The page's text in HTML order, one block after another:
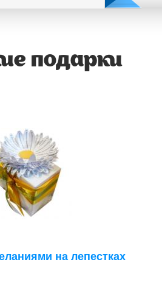
подарки
на лепестках